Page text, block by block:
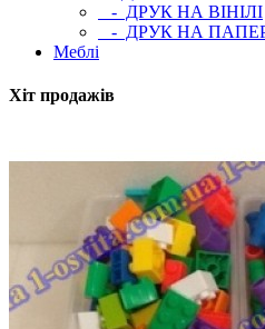
- ДРУК НА ВІНІЛІ
- ДРУК НА
Меблі
Хіт продажів